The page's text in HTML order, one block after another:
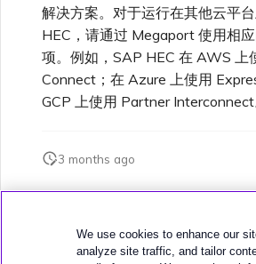
解决方案。对于运行在其他云平
HEC，请通过 Megaport 使用相
项。例如，SAP HEC 在 AWS 上
Connect；在 Azure 上使用
GCP 上使用 Partner Interconnect
3 months ago
We use cookies to enhance our
analyze site traffic, and tailor